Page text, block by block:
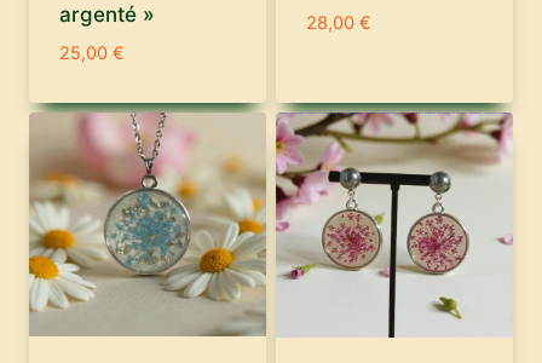
argenté »
25,00 €
28,00 €